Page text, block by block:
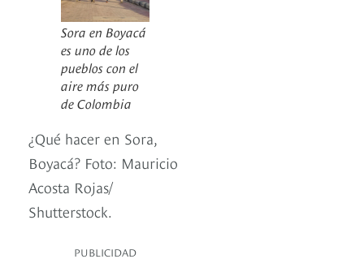
Sora en Boyacá
es uno de los
pueblos con el
aire más puro
de Colombia
¿Qué hacer en Sora,
Boyacá? Foto: Mauricio
Acosta Rojas/
Shutterstock.
PUBLICIDAD